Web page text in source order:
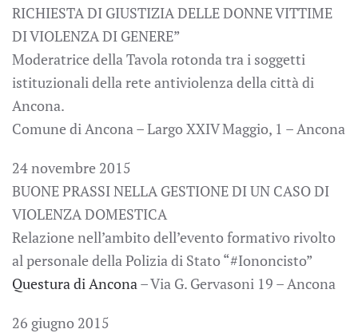
RICHIESTA DI GIUSTIZIA DELLE DONNE VITTIME
DI VIOLENZA DI GENERE”
Moderatrice della Tavola rotonda tra i soggetti
istituzionali della rete antiviolenza della città di
Ancona.
Comune di Ancona – Largo XXIV Maggio, 1 – Ancona
24 novembre 2015
BUONE PRASSI NELLA GESTIONE DI UN CASO DI
VIOLENZA DOMESTICA
Relazione nell’ambito dell’evento formativo rivolto
al personale della Polizia di Stato “#Iononcisto”
Questura di Ancona– Via G. Gervasoni 19 – Ancona
26 giugno 2015